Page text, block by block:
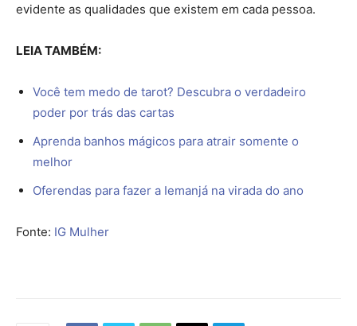
evidente as qualidades que existem em cada pessoa.
LEIA TAMBÉM:
Você tem medo de tarot? Descubra o verdadeiro
poder por trás das cartas
Aprenda banhos mágicos para atrair somente o
melhor
Oferendas para fazer a Iemanjá na virada do ano
Fonte: IG Mulher